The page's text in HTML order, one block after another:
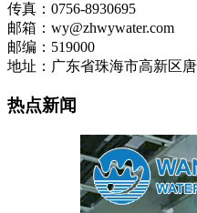
传真：0756-8930695
邮箱：wy@zhwywater.com
邮编：519000
地址：广东省珠海市高新区
热点新闻